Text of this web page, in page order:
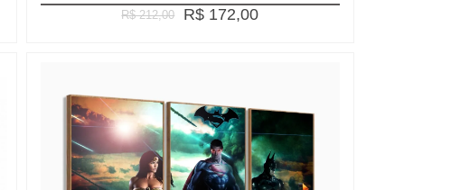
R$ 212,00 R$ 172,00